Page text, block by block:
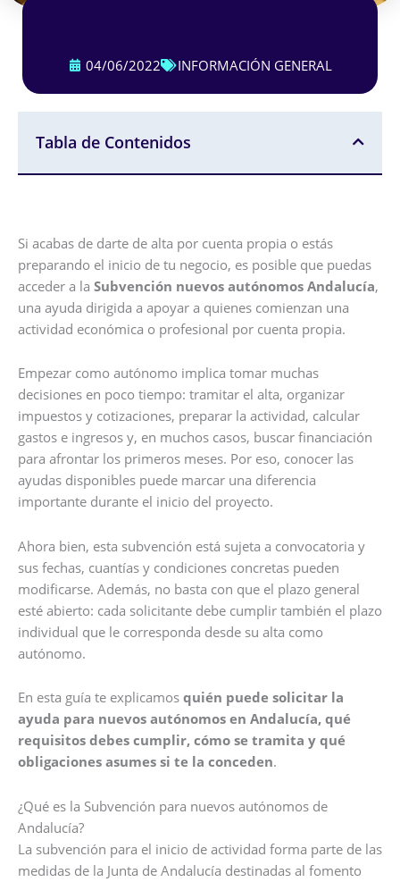
04/06/2022 INFORMACIÓN GENERAL
Tabla de Contenidos
Si acabas de darte de alta por cuenta propia o estás
preparando el inicio de tu negocio, es posible que puedas
acceder a la Subvención nuevos autónomos Andalucía,
una ayuda dirigida a apoyar a quienes comienzan una
actividad económica o profesional por cuenta propia.
Empezar como autónomo implica tomar muchas
decisiones en poco tiempo: tramitar el alta, organizar
impuestos y cotizaciones, preparar la actividad, calcular
gastos e ingresos y, en muchos casos, buscar financiación
para afrontar los primeros meses. Por eso, conocer las
ayudas disponibles puede marcar una diferencia
importante durante el inicio del proyecto.
Ahora bien, esta subvención está sujeta a convocatoria y
sus fechas, cuantías y condiciones concretas pueden
modificarse. Además, no basta con que el plazo general
esté abierto: cada solicitante debe cumplir también el plazo
individual que le corresponda desde su alta como
autónomo.
En esta guía te explicamos quién puede solicitar la
ayuda para nuevos autónomos en Andalucía, qué
requisitos debes cumplir, cómo se tramita y qué
obligaciones asumes si te la conceden.
¿Qué es la Subvención para nuevos autónomos de
Andalucía?
La subvención para el inicio de actividad forma parte de las
medidas de la Junta de Andalucía destinadas al fomento